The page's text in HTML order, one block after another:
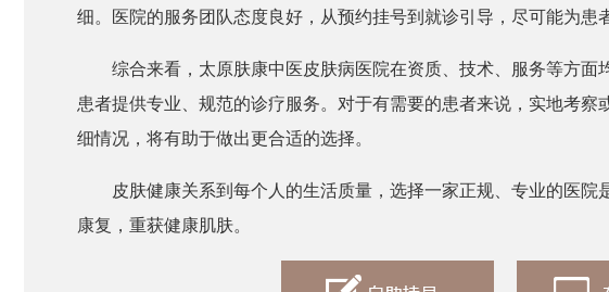
细。医院的服务团队态度良好，从预约挂号到就诊引导，尽可能为患
综合来看，太原肤康中医皮肤病医院在资质、技术、服务等方面
患者提供专业、规范的诊疗服务。对于有需要的患者来说，实地考
细情况，将有助于做出更合适的选择。
皮肤健康关系到每个人的生活质量，选择一家正规、专业的医院
康复，重获健康肌肤。